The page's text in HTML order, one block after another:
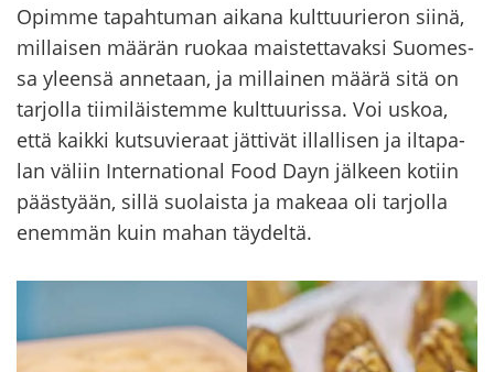
Opim­me ta­pah­tu­man ai­ka­na kult­tuu­rie­ron siinä,
mil­lai­sen mää­rän ruo­kaa mais­tet­ta­vak­si Suo­mes­
sa yleen­sä an­ne­taan, ja mil­lai­nen määrä sitä on
tar­jol­la tii­mi­läis­tem­me kult­tuu­ris­sa. Voi uskoa,
että kaik­ki kut­su­vie­raat jät­ti­vät il­lal­li­sen ja il­ta­pa­
lan vä­liin In­ter­na­tio­nal Food Dayn jäl­keen ko­tiin
pääs­ty­ään, sillä suo­lais­ta ja ma­ke­aa oli tar­jol­la
enem­män kuin mahan täy­del­tä.